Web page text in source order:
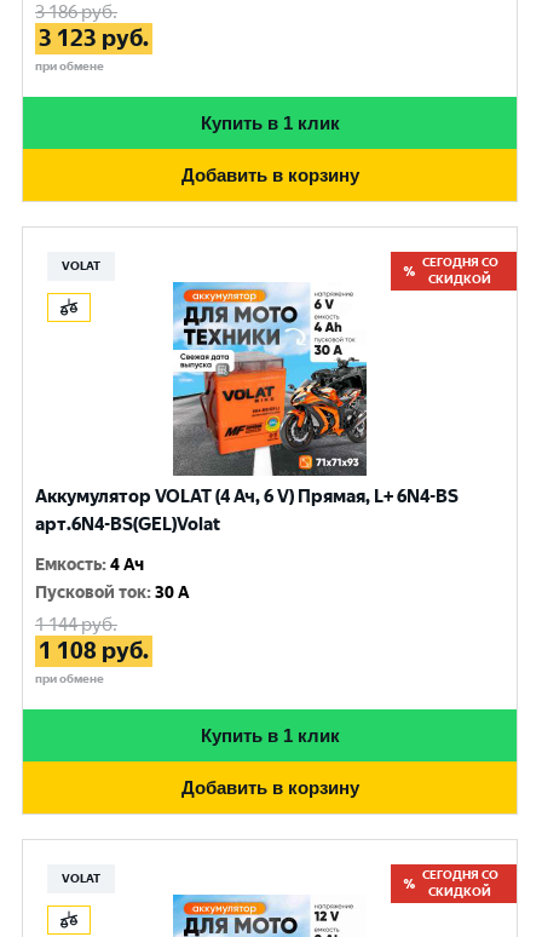
3 186руб.
3 123 руб.
при обмене
Купить в 1 клик
Добавить в корзину
VOLAT
СЕГОДНЯ СО
СКИДКОЙ
Аккумулятор VOLAT (4 Ач, 6 V) Прямая, L+ 6N4-BS
арт.6N4-BS(GEL)Volat
Емкость:4 Ач
Пусковой ток:30 A
1 144руб.
1 108 руб.
при обмене
Купить в 1 клик
Добавить в корзину
VOLAT
СЕГОДНЯ СО
СКИДКОЙ